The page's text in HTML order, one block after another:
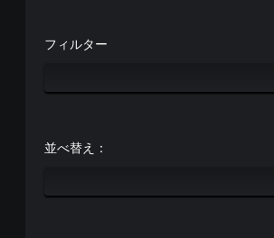
フィルター
並べ替え：